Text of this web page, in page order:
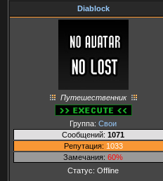
Diablock
Путешественник
Группа: Свои
Сообщений: 1071
Репутация: 1033
Замечания: 60%
Статус: Offline